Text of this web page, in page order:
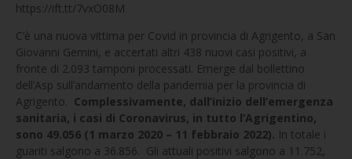
https://ift.tt/7vxO08M
C’è una nuova vittima per Covid in provincia di Agrigento, a San
Giovanni Gemini, e accertati altri 438 nuovi casi positivi, a
fronte di 2.093 tamponi processati. Emerge dal bollettino
dell’Asp sull’andamento della pandemia per la provincia di
Agrigento. Complessivamente, dall’inizio dell’emergenza
sanitaria, i casi di Coronavirus, in tutto l’Agrigentino,
sono 49.056 (1 marzo 2020 – 11 febbraio 2022). In totale i
guariti salgono a 36.856. Gli attuali positivi salgono a 11.752,